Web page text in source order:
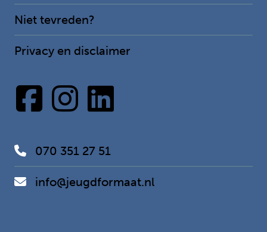
Niet tevreden?
Privacy en disclaimer
070 351 27 51
info@jeugdformaat.nl